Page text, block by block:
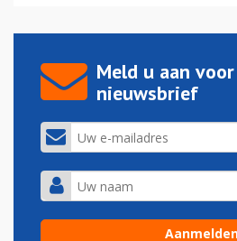
Meld u aan
nieuwsbrief